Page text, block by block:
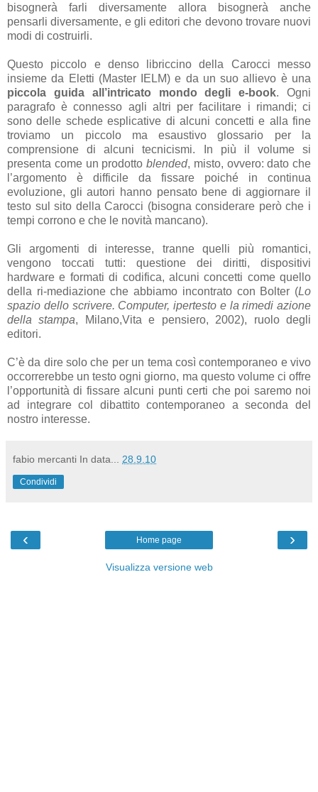
bisognerà farli diversamente allora bisognerà anche
pensarli diversamente, e gli editori che devono trovare nuovi
modi di costruirli.
Questo piccolo e denso libriccino della Carocci messo
insieme da Eletti (Master IELM) e da un suo allievo è una
piccola guida all’intricato mondo degli e-book. Ogni
paragrafo è connesso agli altri per facilitare i rimandi; ci
sono delle schede esplicative di alcuni concetti e alla fine
troviamo un piccolo ma esaustivo glossario per la
comprensione di alcuni tecnicismi. In più il volume si
presenta come un prodotto blended, misto, ovvero: dato che
l’argomento è difficile da fissare poiché in continua
evoluzione, gli autori hanno pensato bene di aggiornare il
testo sul sito della Carocci (bisogna considerare però che i
tempi corrono e che le novità mancano).
Gli argomenti di interesse, tranne quelli più romantici,
vengono toccati tutti: questione dei diritti, dispositivi
hardware e formati di codifica, alcuni concetti come quello
della ri-mediazione che abbiamo incontrato con Bolter (Lo
spazio dello scrivere. Computer, ipertesto e la rimedi azione
della stampa, Milano,Vita e pensiero, 2002), ruolo degli
editori.
C’è da dire solo che per un tema così contemporaneo e vivo
occorrerebbe un testo ogni giorno, ma questo volume ci offre
l’opportunità di fissare alcuni punti certi che poi saremo noi
ad integrare col dibattito contemporaneo a seconda del
nostro interesse.
fabio mercanti In data... 28.9.10
Condividi
‹ ›
Home page
Visualizza versione web